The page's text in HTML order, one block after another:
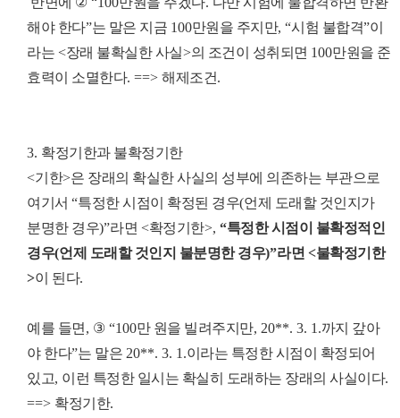
해야 한다”는 말은 지금 100만원을 주지만, “시험 불합격”이
라는 <장래 불확실한 사실>의 조건이 성취되면 100만원을 준
효력이 소멸한다. ==> 해제조건.
3. 확정기한과 불확정기한
<기한>은 장래의 확실한 사실의 성부에 의존하는 부관으로
여기서 “특정한 시점이 확정된 경우(언제 도래할 것인지가
분명한 경우)”라면 <확정기한>, “특정한 시점이 불확정적인
경우(언제 도래할 것인지 불분명한 경우)”라면 <불확정기한
>이 된다.
예를 들면 , ③ “100만 원을 빌려주지만, 20**. 3. 1.까지 갚아
야 한다”는 말은 20**. 3. 1.이라는 특정한 시점이 확정되어
있고, 이런 특정한 일시는 확실히 도래하는 장래의 사실이다.
==> 확정기한.